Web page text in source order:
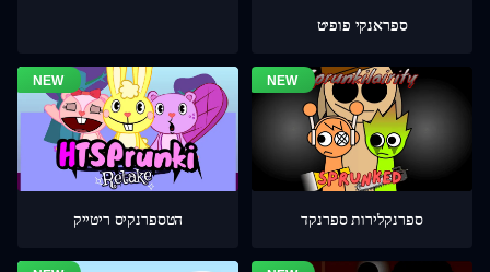
ספראנקי פופיט
הטספרנקיס ריטייק ספרנקלירות ספרנקד